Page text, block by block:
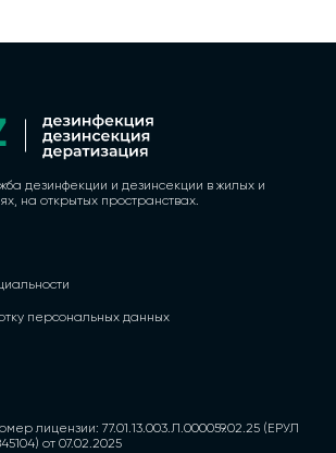
дезинфекции и дезинсекции в жилых и
на открытых пространствах.
персональных данных
лицензии: 77.01.13.003.Л.000059.02.25 (ЕРУЛ
от 07.02.2025